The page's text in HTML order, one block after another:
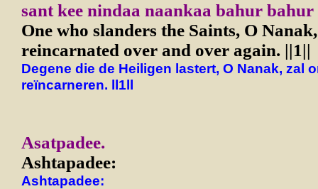
sant kee nindaa naankaa bahur bahur
One who slanders the Saints, O
reincarnated over and over again. ||1||
Degene die de Heiligen lastert, O Nanak, zal
reïncarneren. ll1ll
Asatpadee.
Ashtapadee:
Ashtapadee: